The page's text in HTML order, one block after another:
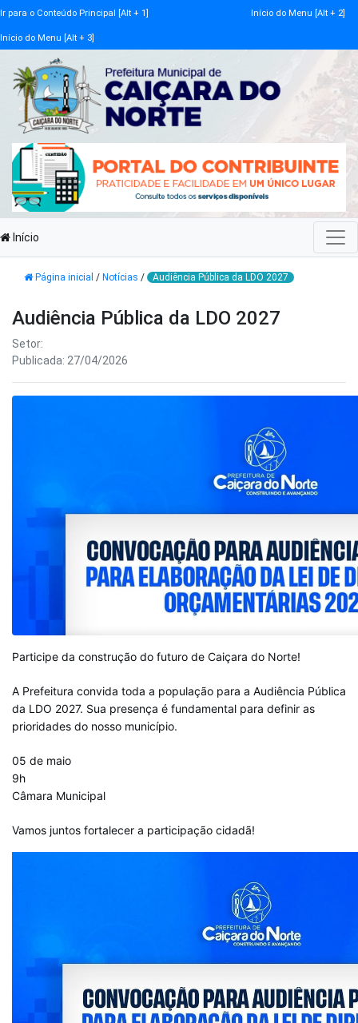
Ir para o Conteúdo Principal [Alt + 1] Início do Menu [Alt + 2]
Início do Menu [Alt + 3]
Início
Página inicial / Notícias / Audiência Pública da LDO 2027
Audiência Pública da LDO 2027
Setor:
Publicada: 27/04/2026
Participe da construção do futuro de Caiçara do Norte!
A Prefeitura convida toda a população para a Audiência Pública
da LDO 2027. Sua presença é fundamental para definir as
prioridades do nosso município.
05 de maio
9h
Câmara Municipal
Vamos juntos fortalecer a participação cidadã!